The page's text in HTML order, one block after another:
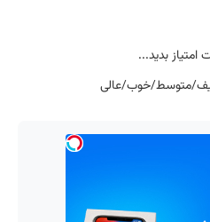
بدید...
متوسط/خوب/عالی